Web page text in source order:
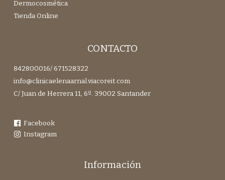
Dermocosmética
Tienda Online
CONTACTO
842800016/ 671528322
info@clinicaelenaarnal.viacoreit.com
C/ Juan de Herrera 11, 6º. 39002 Santander
Facebook
Instagram
Información